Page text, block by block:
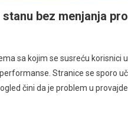
bez menjanja
sa kojim se susreću korisnici
Stranice se sporo
čini da je problem u